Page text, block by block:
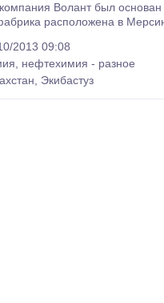
Волант был
в основном для
и большие грузовики, масла для
2013 09:08
нефтехимия - разное
Экибастуз